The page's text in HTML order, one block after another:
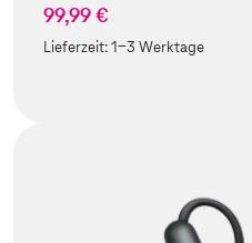
99,99 €
Lieferzeit:1-3 Werktage